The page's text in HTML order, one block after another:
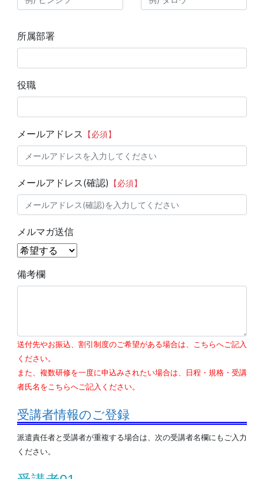
所属部署
役職
メールアドレス 【必須】
メールアドレス(確認) 【必須】
メルマガ送信
備考欄
送付先やお振込、割引制度のご希望がある場合は、こちらへご記入
ください。
また、複数研修を一度に申込みされたい場合は、日程・規格・受講
者氏名をこちらへご記入ください。
受講者情報のご登録
派遣責任者と受講者が重複する場合は、次の受講者名欄にもご入力
ください。